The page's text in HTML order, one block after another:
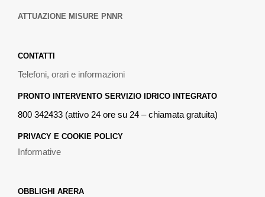
ATTUAZIONE MISURE PNNR
CONTATTI
Telefoni, orari e informazioni
PRONTO INTERVENTO SERVIZIO IDRICO INTEGRATO
800 342433 (attivo 24 ore su 24 – chiamata gratuita)
PRIVACY E COOKIE POLICY
Informative
OBBLIGHI ARERA